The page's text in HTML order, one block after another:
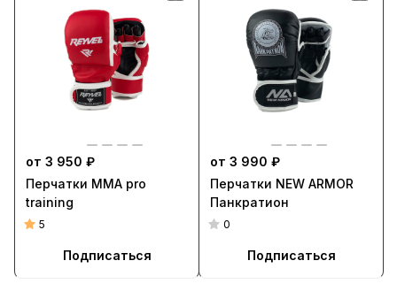
от 3 950 ₽
Перчатки ММА pro
training
5
Подписаться
от 3 990 ₽
Перчатки NEW ARMOR
Панкратион
0
Подписаться